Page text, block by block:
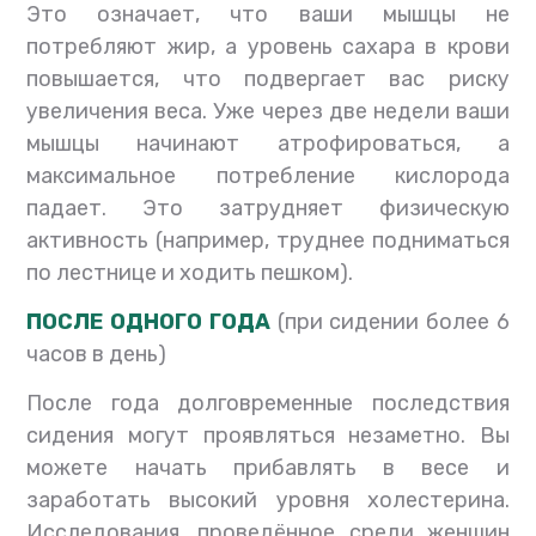
Это означает, что ваши мышцы не
потребляют жир, а уровень сахара в крови
повышается, что подвергает вас риску
увеличения веса. Уже через две недели ваши
мышцы начинают атрофироваться, а
максимальное потребление кислорода
падает. Это затрудняет физическую
активность (например, труднее подниматься
по лестнице и ходить пешком).
ПОСЛЕ ОДНОГО ГОДА (при сидении более 6
часов в день)
После года долговременные последствия
сидения могут проявляться незаметно. Вы
можете начать прибавлять в весе и
заработать высокий уровня холестерина.